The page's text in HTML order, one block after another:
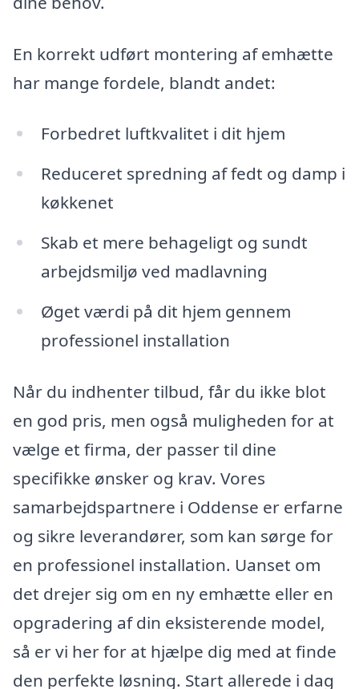
En korrekt udført montering af emhætte
har mange fordele, blandt andet:
Forbedret luftkvalitet i dit hjem
Reduceret spredning af fedt og damp i
køkkenet
Skab et mere behageligt og sundt
arbejdsmiljø ved madlavning
Øget værdi på dit hjem gennem
professionel installation
Når du indhenter tilbud, får du ikke blot
en god pris, men også muligheden for at
vælge et firma, der passer til dine
specifikke ønsker og krav. Vores
samarbejdspartnere i Oddense er erfarne
og sikre leverandører, som kan sørge for
en professionel installation. Uanset om
det drejer sig om en ny emhætte eller en
opgradering af din eksisterende model,
så er vi her for at hjælpe dig med at finde
den perfekte løsning. Start allerede i dag